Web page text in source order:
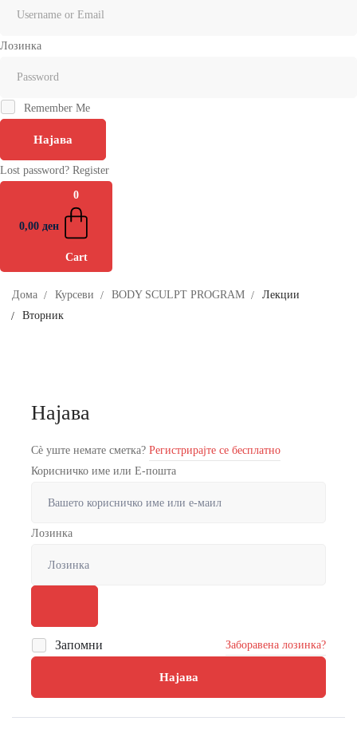
Лозинка
Remember Me
Најава
Lost password? Register
0,00 ден
0
Cart
Дома Курсеви BODY SCULPT PROGRAM
Лекции
Вторник
Најава
Сè уште немате сметка? Регистрирајте се бесплатно
Корисничко име или Е-пошта
Лозинка
Запомни Заборавена лозинка?
Најава